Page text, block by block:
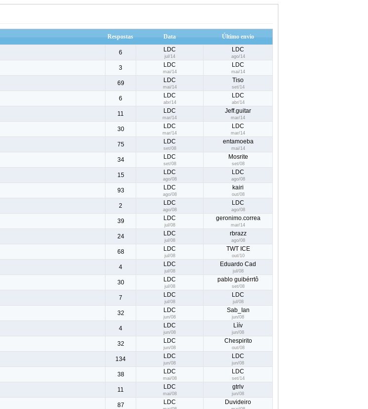
Respostas Data Último envio
6 LDC
jul/14
LDC
ago/14
3 LDC
mai/14
LDC
mai/14
69 LDC
mai/14
Tiso
set/14
6 LDC
abr/14
LDC
abr/14
11 LDC
mar/14
Jeff.guitar
mar/14
30 LDC
mar/14
LDC
mar/14
75 LDC
set/08
entamoeba
mai/14
34 LDC
set/08
Mosrite
set/08
15 LDC
ago/08
LDC
ago/08
93 LDC
ago/08
kairi
out/08
2 LDC
ago/08
LDC
ago/08
39 LDC
jul/08
geronimo.correa
mar/14
24 LDC
jul/08
rbrazz
ago/08
68 LDC
jul/08
TWT ICE
out/10
4 LDC
jul/08
Eduardo Cad
jul/08
30 LDC
jul/08
pablo guibérrtô
set/08
7 LDC
jul/08
LDC
jul/08
32 LDC
jun/08
Sab_Ian
jun/08
4 LDC
jun/08
Lìív
jun/08
32 LDC
jun/08
Chespirito
out/08
134 LDC
jun/08
LDC
jun/08
38 LDC
mai/08
LDC
set/14
11 LDC
mai/08
gtrlv
jun/08
87 LDC Duvideiro